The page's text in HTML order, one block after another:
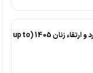
آمادگی جهت آزمون بورد و ارتقاء زنان 1405 (up to